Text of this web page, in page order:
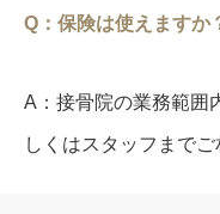
Q：保険は使えますか
A：接骨院の業務範囲
しくはスタッフまでご